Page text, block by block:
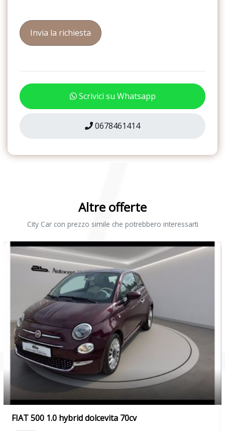
Volante multifunzionale
Park pilot - sensori di parcheggio anteriori e posteriori con
frenata d&apos;emergenza in fase di manovra
Predisposizione per telefono cellulare con bluetooth
Proiettori principali alogeni
Radio composition media da 8&apos;&apos;
Riconoscimento pedoni
Segnale acustico e ottico per cinture di sicurezza anteriori e
posteriori non allacciate
Sistema di frenata anti collisione multipla - multi collision brake
Sistema start/stop con recupero dell&apos;energia in frenata
Specchietti retrovisivi esterni regolabili, richiudibili e riscaldabili
elettricamente
Spia controllo pneumatici
Tappetini anteriori e posteriori
Tasche portaoggetti agli schienali dei sedili anteriori
Scrivici su Whatsapp
0678461414
Altre offerte
City Car con prezzo simile che potrebbero interessarti
FIAT 500 1.0 hybrid dolcevita 70cv